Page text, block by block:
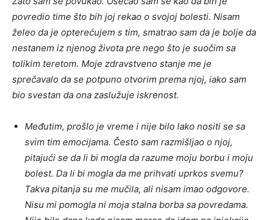
povredio time što bih joj rekao o svojoj bolesti. Nisam
želeo da je opterećujem s tim, smatrao sam da je bolje da
nestanem iz njenog života pre nego što je suočim sa
tolikim teretom. Moje zdravstveno stanje me je
sprečavalo da se potpuno otvorim prema njoj, iako sam
bio svestan da ona zaslužuje iskrenost.
Međutim, prošlo je vreme i nije bilo lako nositi se sa
svim tim emocijama. Često sam razmišljao o njoj,
pitajući se da li bi mogla da razume moju borbu i moju
bolest. Da li bi mogla da me prihvati uprkos svemu?
Takva pitanja su me mučila, ali nisam imao odgovore.
Nisu mi pomogla ni moja stalna borba sa povredama.